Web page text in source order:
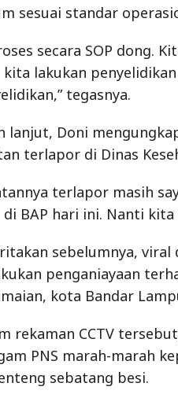
sesuai standar
secara SOP dong.
kita lakukan
tegasnya.
lanjut, Doni
terlapor di Dinas
terlapor masih
di BAP hari ini. Nanti
sebelumnya, viral
penganiayaan
kota Bandar
rekaman CCTV
PNS marah-marah
sebatang besi.